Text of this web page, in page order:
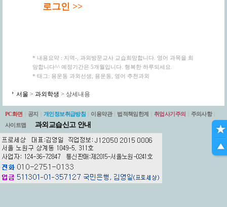
로그인 >>
* 내용요약 : 지역-, 과외방문교사 교습희망합니다. 영어 과목을 희
망합니다^^ 예정기간은 5개월입니다. 행복한 하루되세요.
* 태그: 용운동 과외선생, 용운동, 영어 추천과외
서울 > 과외학생 > 상세내용
PC화면 공지 개인정보취급방침 이용약관 법적책임한계 취업사기주의 주의사항
사이트맵
과외교습신고 안내